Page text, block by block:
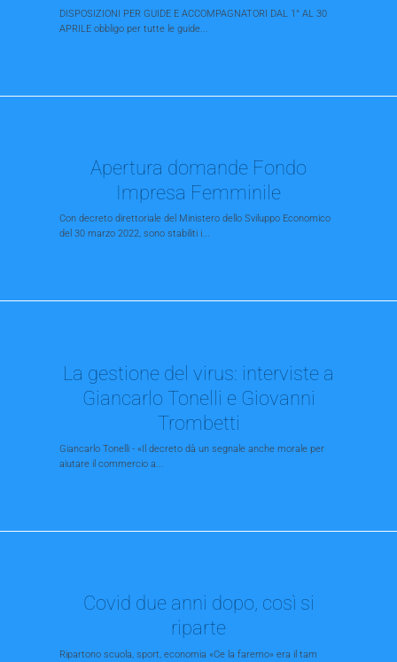
DISPOSIZIONI PER GUIDE E ACCOMPAGNATORI DAL 1° AL 30
APRILE obbligo per tutte le guide...
Apertura domande Fondo
Impresa Femminile
Con decreto direttoriale del Ministero dello Sviluppo Economico
del 30 marzo 2022, sono stabiliti i...
La gestione del virus: interviste a
Giancarlo Tonelli e Giovanni
Trombetti
Giancarlo Tonelli - «Il decreto dà un segnale anche morale per
aiutare il commercio a...
Covid due anni dopo, così si
riparte
Ripartono scuola, sport, economia «Ce la faremo» era il tam